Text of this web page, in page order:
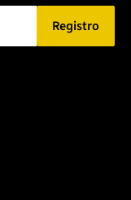
ein.
Registro